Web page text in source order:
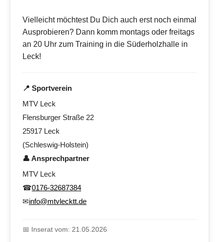
Vielleicht möchtest Du Dich auch erst noch einmal
Ausprobieren? Dann komm montags oder freitags
an 20 Uhr zum Training in die Süderholzhalle in
Leck!
📍 Sportverein
MTV Leck
Flensburger Straße 22
25917 Leck
(Schleswig-Holstein)
👤 Ansprechpartner
MTV Leck
☎0176-32687384
✉info@mtvlecktt.de
📅 Inserat vom: 21.05.2026